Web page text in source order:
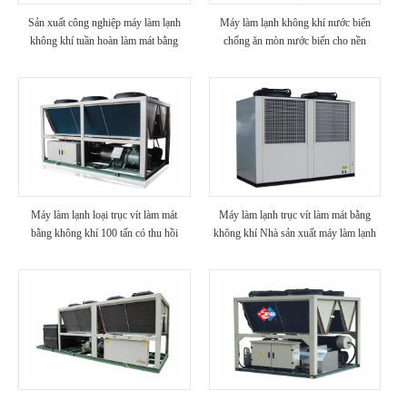
Sản xuất công nghiệp máy làm lạnh
không khí tuần hoàn làm mát bằng
cực thấp
Máy làm lạnh không khí nước biển
chống ăn mòn nước biển cho nền
Máy làm lạnh loại trục vít làm mát
bằng không khí 100 tấn có thu hồi
Máy làm lạnh trục vít làm mát bằng
không khí Nhà sản xuất máy làm lạnh